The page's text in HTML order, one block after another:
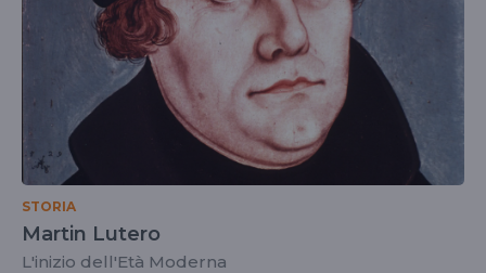
STORIA
Martin Lutero
L'inizio dell'Età Moderna